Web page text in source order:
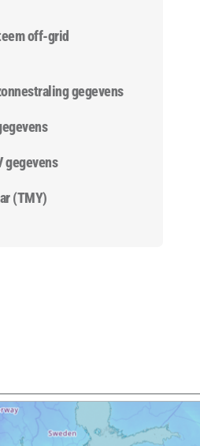
off-grid
gegevens
gegevens
(TMY)